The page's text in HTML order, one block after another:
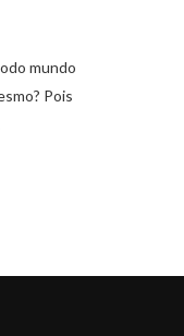
mundo
Pois